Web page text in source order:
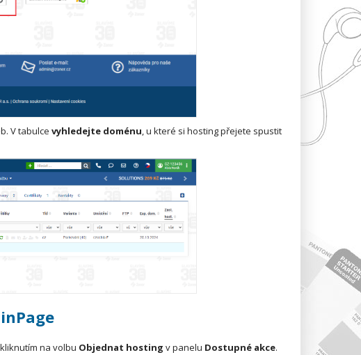
V tabulce vyhledejte doménu, u které si hosting přejete spustit
na volbu Objednat hosting v panelu Dostupné akce.